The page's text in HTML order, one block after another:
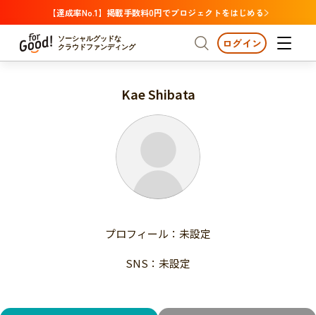
【達成率No.1】掲載手数料0円でプロジェクトをはじめる
ソーシャルグッドな
クラウドファンディング
プロジェクトからさがす 注目
支援金額が多い
支援人数が多い
終了日が近い
国際協力
子ども・教育
フード・農業
文化
支援金額が多い
終了日が近い
カテゴリーからさがす
医療・福祉
子ども・教育
人権・マイノリティ
北海道 青森 岩手 宮城
秋田
ログイン
Kae Shibata
プロフィール：未設定
SNS：未設定